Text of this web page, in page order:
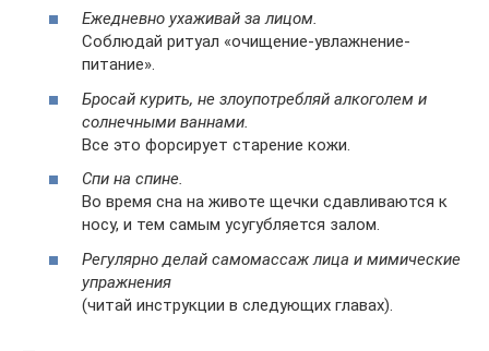
Ежедневно ухаживай за лицом.
Соблюдай ритуал «очищение-увлажнение-
питание».
Бросай курить, не злоупотребляй алкоголем и
солнечными ваннами.
Все это форсирует старение кожи.
Спи на спине.
Во время сна на животе щечки сдавливаются к
носу, и тем самым усугубляется залом.
Регулярно делай самомассаж лица и мимические
упражнения
(читай инструкции в следующих главах).